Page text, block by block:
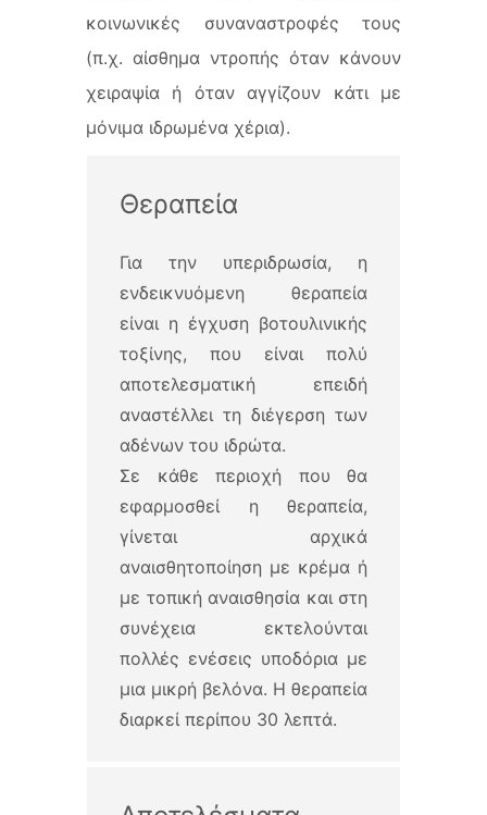
κοινωνικές συναναστροφές τους
(π.χ. αίσθημα ντροπής όταν κάνουν
χειραψία ή όταν αγγίζουν κάτι με
μόνιμα ιδρωμένα χέρια).
Θεραπεία
Για την υπεριδρωσία, η
ενδεικνυόμενη θεραπεία
είναι η έγχυση βοτουλινικής
τοξίνης, που είναι πολύ
αποτελεσματική επειδή
αναστέλλει τη διέγερση των
αδένων του ιδρώτα.
Σε κάθε περιοχή που θα
εφαρμοσθεί η θεραπεία,
γίνεται αρχικά
αναισθητοποίηση με κρέμα ή
με τοπική αναισθησία και στη
συνέχεια εκτελούνται
πολλές ενέσεις υποδόρια με
μια μικρή βελόνα. Η θεραπεία
διαρκεί περίπου 30 λεπτά.